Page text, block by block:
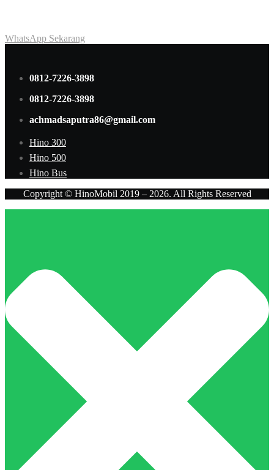
WhatsApp Sekarang
0812-7226-3898
0812-7226-3898
achmadsaputra86@gmail.com
Hino 300
Hino 500
Hino Bus
Copyright © HinoMobil 2019 – 2026. All Rights Reserved